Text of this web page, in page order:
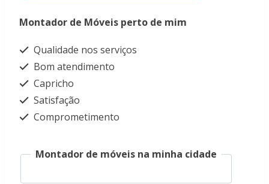
Montador de Móveis perto de mim
Qualidade nos serviços
Bom atendimento
Capricho
Satisfação
Comprometimento
Montador de móveis na minha cidade